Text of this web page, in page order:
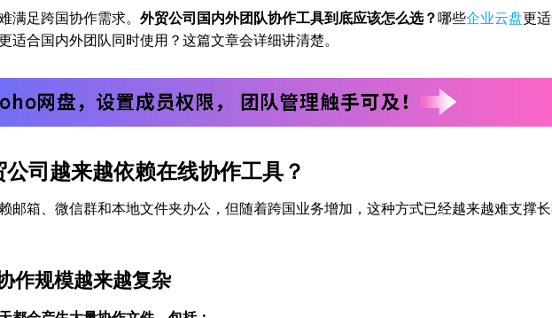
满足跨国协作需求。外贸公司国内外团队协作工具到底应该怎么选？哪些企业云盘更
适合国内外团队同时使用？这篇文章会详细讲清楚。
公司越来越依赖在线协作工具？
邮箱、微信群和本地文件夹办公，但随着跨国业务增加，这种方式已经越来越难支撑
作规模越来越复杂